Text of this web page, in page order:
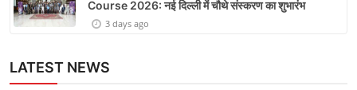
Course 2026: नई दिल्ली में चौथे संस्करण का शुभारंभ
3 days ago
LATEST NEWS